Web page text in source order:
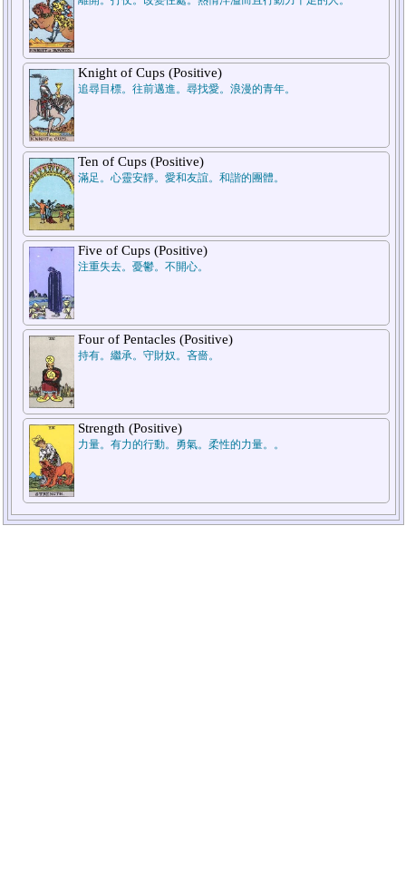
Knight of Cups (Positive)
追尋目標。往前邁進。尋找愛。浪漫的青年。
Ten of Cups (Positive)
滿足。心靈安靜。愛和友誼。和諧的團體。
Five of Cups (Positive)
注重失去。憂鬱。不開心。
Four of Pentacles (Positive)
持有。繼承。守財奴。吝嗇。
Strength (Positive)
力量。有力的行動。勇氣。柔性的力量。。